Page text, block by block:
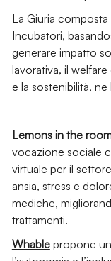
La Giuria
Incubatori,
generare impatto
lavorativa, il
e la sostenibilità,
Lemons in the
vocazione sociale
virtuale per il
ansia, stress e
mediche,
trattamenti.
Whablepropone